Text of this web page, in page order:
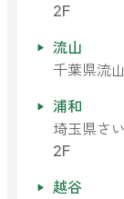
2F
流山
千葉県流
浦和
埼玉県さ
2F
越谷